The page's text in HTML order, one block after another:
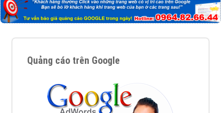
Quảng cáo trên Google